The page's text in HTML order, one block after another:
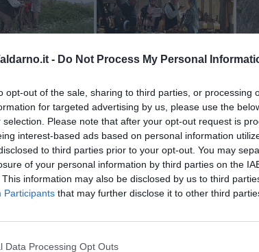
- Do Not Process My Personal
opt-out of the sale, sharing to third parties, or processing
for targeted advertising by us, please use the
selection. Please note that after your opt-out request is
interest-based ads based on personal information
to third parties prior to your opt-out. You may
of your personal information by third parties on the
information may also be disclosed by us to third
Participants that may further disclose it to other third
Data Processing Opt Outs
Ferrucci